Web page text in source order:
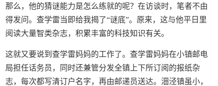
那么，他的猜谜能力是怎么练就的呢？在访谈时，笔者不由
得发问。查学雷当即给我揭了“谜底”。原来，这与他平日里
阅读大量智类杂志，积累丰富的科技知识有关。
这就又要说到查学雷妈妈的工作了。查学雷妈妈在小镇邮电
局担任话务员，同时还兼管分发全镇上下所订阅的报纸杂
志，每次都写清订户名字，再由邮递员送达。沺泾镇虽小，